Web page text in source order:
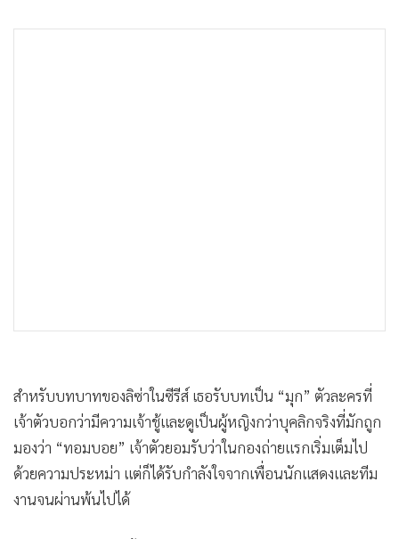
• ญี่ปุ่น
สำหรับบทบาทของลิซ่าในซีรีส์ เธอรับบทเป็น “มุก” ตัวละครที่
เจ้าตัวบอกว่ามีความเจ้าชู้และดูเป็นผู้หญิงกว่าบุคลิกจริงที่มักถูก
มองว่า “ทอมบอย” เจ้าตัวยอมรับว่าในกองถ่ายแรกเริ่มเต็มไป
ด้วยความประหม่า แต่ก็ได้รับกำลังใจจากเพื่อนนักแสดงและทีม
งานจนผ่านพ้นไปได้